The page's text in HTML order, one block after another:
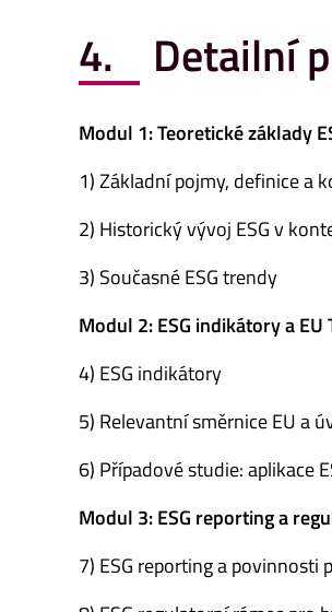
4. Detailní
Modul 1: Teoretické základy
1) Základní pojmy, definice a
2) Historický vývoj ESG v
3) Současné ESG trendy
Modul 2: ESG indikátory a EU
4) ESG indikátory
5) Relevantní směrnice EU a
6) Případové studie: aplikace
Modul 3: ESG reporting a
7) ESG reporting a